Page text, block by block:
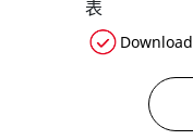
表
Download